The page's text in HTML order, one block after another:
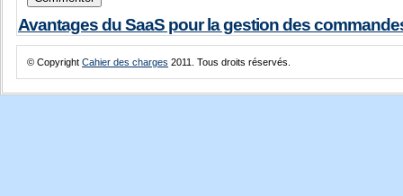
Avantages du SaaS pour la gestion des
© Copyright Cahier des charges 2011. Tous droits réservés.